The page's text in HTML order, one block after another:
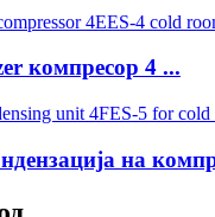
компресор 4 ...
на